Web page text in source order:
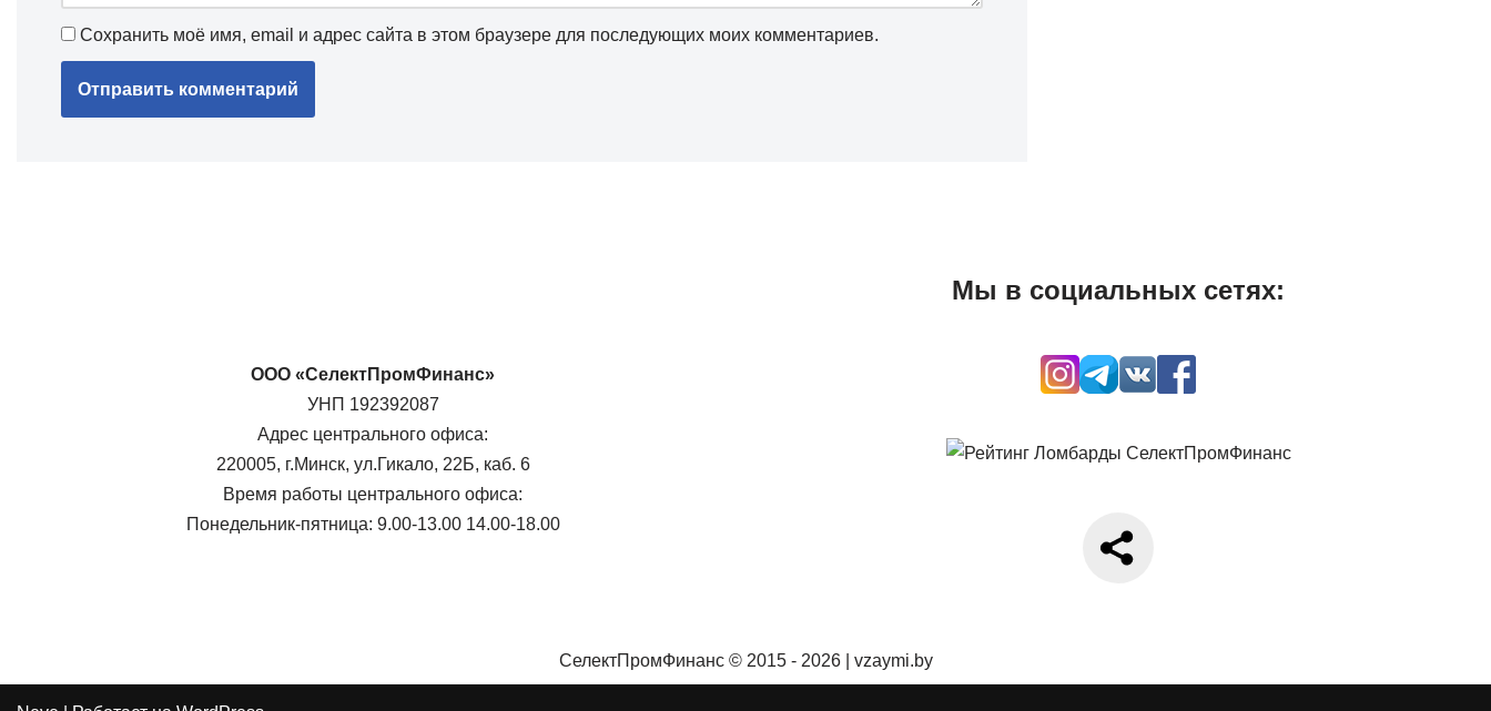
Сохранить моё имя, email и адрес сайта в этом браузере для последующих моих комментариев.
ООО «СелектПромФинанс»
УНП 192392087
Адрес центрального офиса:
220005, г.Минск, ул.Гикало, 22Б, каб. 6
Время работы центрального офиса:
Понедельник-пятница: 9.00-13.00 14.00-18.00
Мы в социальных сетях:
СелектПромФинанс © 2015 - 2026 | vzaymi.by